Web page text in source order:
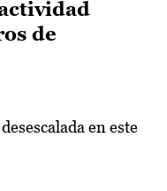
de
en este